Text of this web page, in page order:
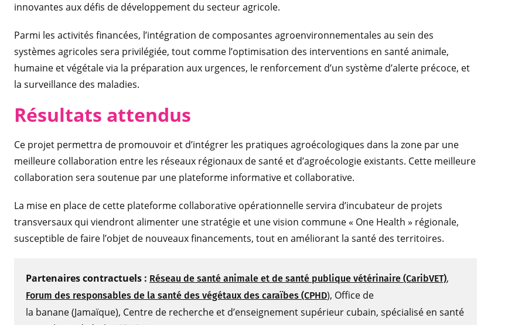
innovantes aux défis de développement du secteur agricole.
Parmi les activités financées, l’intégration de composantes agroenvironnementales au sein des
systèmes agricoles sera privilégiée, tout comme l’optimisation des interventions en santé animale,
humaine et végétale via la préparation aux urgences, le renforcement d’un système d’alerte précoce, et
la surveillance des maladies.
Résultats attendus
Ce projet permettra de promouvoir et d’intégrer les pratiques agroécologiques dans la zone par une
meilleure collaboration entre les réseaux régionaux de santé et d’agroécologie existants. Cette meilleure
collaboration sera soutenue par une plateforme informative et collaborative.
La mise en place de cette plateforme collaborative opérationnelle servira d’incubateur de projets
transversaux qui viendront alimenter une stratégie et une vision commune « One Health » régionale,
susceptible de faire l’objet de nouveaux financements, tout en améliorant la santé des territoires.
Partenaires contractuels : Réseau de santé animale et de santé publique vétérinaire (CaribVET),
Forum des responsables de la santé des végétaux des caraïbes (CPHD), Office de
la banane (Jamaïque), Centre de recherche et d’enseignement supérieur cubain, spécialisé en santé